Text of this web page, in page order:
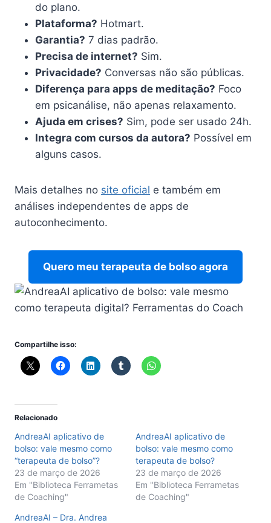
do plano.
Plataforma? Hotmart.
Garantia? 7 dias padrão.
Precisa de internet? Sim.
Privacidade? Conversas não são públicas.
Diferença para apps de meditação? Foco
em psicanálise, não apenas relaxamento.
Ajuda em crises? Sim, pode ser usado 24h.
Integra com cursos da autora? Possível em
alguns casos.
Mais detalhes no site oficial e também em
análises independentes de apps de
autoconhecimento.
Quero meu terapeuta de bolso agora
Compartilhe isso:
Relacionado
AndreaAI aplicativo de
bolso: vale mesmo como
“terapeuta de bolso”?
23 de março de 2026
Em "Biblioteca Ferrametas
de Coaching"
AndreaAI aplicativo de
bolso: vale mesmo como
terapeuta de bolso?
23 de março de 2026
Em "Biblioteca Ferrametas
de Coaching"
AndreaAI – Dra. Andrea